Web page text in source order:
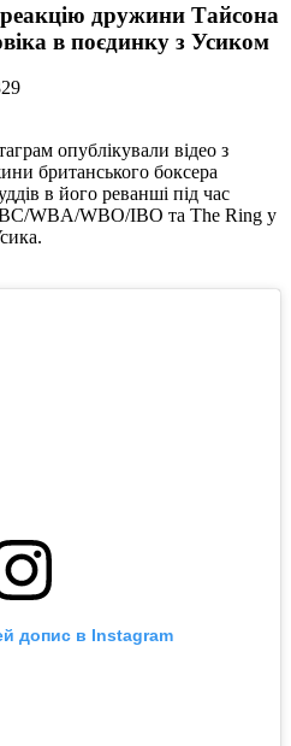
дружини Тайсона
в поєдинку з Усиком
опублікували відео з
британського боксера
в його реванші під час
WBA/WBO/IBO та The Ring у
допис в Instagram